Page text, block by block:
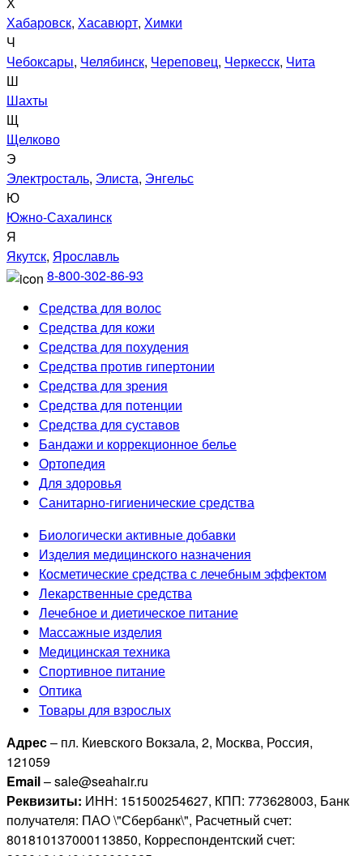
Хабаровск, Хасавюрт, Химки
Ч
Чебоксары, Челябинск, Череповец, Черкесск, Чита
Ш
Шахты
Щ
Щелково
Э
Электросталь, Элиста, Энгельс
Ю
Южно-Сахалинск
Я
Якутск, Ярославль
8-800-302-86-93
Средства для волос
Средства для кожи
Средства для похудения
Средства против гипертонии
Средства для зрения
Средства для потенции
Средства для суставов
Бандажи и коррекционное белье
Ортопедия
Для здоровья
Санитарно-гигиенические средства
Биологически активные добавки
Изделия медицинского назначения
Косметические средства с лечебным эффектом
Лекарственные средства
Лечебное и диетическое питание
Массажные изделия
Медицинская техника
Спортивное питание
Оптика
Товары для взрослых
Адрес– пл. Киевского Вокзала, 2, Москва, Россия,
121059
Email– sale@seahair.ru
Реквизиты: ИНН: 151500254627, КПП: 773628003, Банк
получателя: ПАО \"Сбербанк\", Расчетный счет:
801810137000113850, Корреспондентский счет: